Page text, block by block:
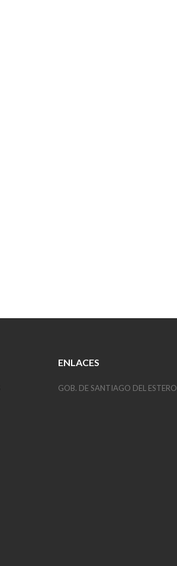
ENLACES
GOB. DE SANTIAGO DEL ESTERO